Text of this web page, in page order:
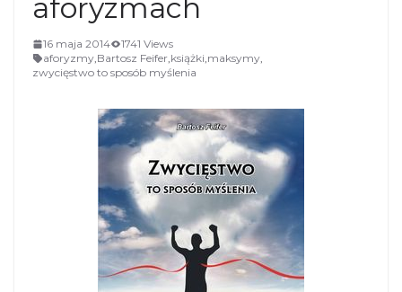
aforyzmach
16 maja 2014
1741 Views
aforyzmy,Bartosz Feifer,książki,maksymy,
zwycięstwo to sposób myślenia